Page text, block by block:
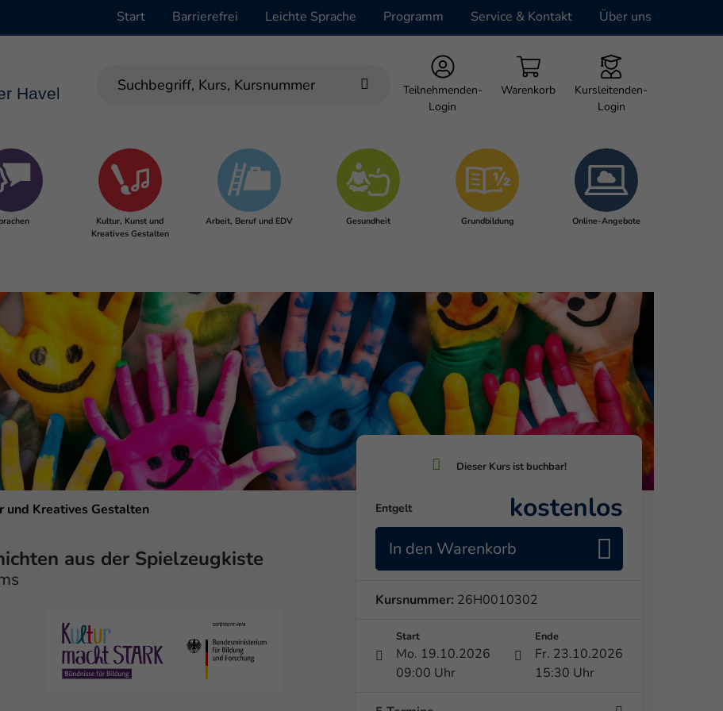
Start Barrierefrei Leichte Sprache Programm Service & Kontakt Über uns
Teilnehmenden-
Login
Warenkorb
Kursleitenden-
Login
Kultur, Kunst und
Kreatives Gestalten
Arbeit, Beruf und EDV Gesundheit Grundbildung Online-Angebote
und Kreatives Gestalten
aus der Spielzeugkiste
Entgelt kostenlos
In den Warenkorb
Kursnummer: 26H0010302
Start
Mo. 19.10.2026
09:00 Uhr
Ende
Fr. 23.10.2026
15:30 Uhr